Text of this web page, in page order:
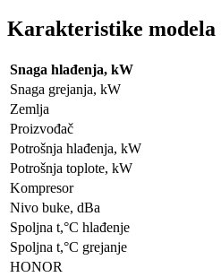
Karakteristike
Snaga hlađenja, kW
Snaga grejanja, kW
Zemlja
Proizvođač
Potrošnja hlađenja, kW
Potrošnja toplote, kW
Kompresor
Nivo buke, dBa
Spoljna t,°C hlađenje
Spoljna t,°C grejanje
HONOR